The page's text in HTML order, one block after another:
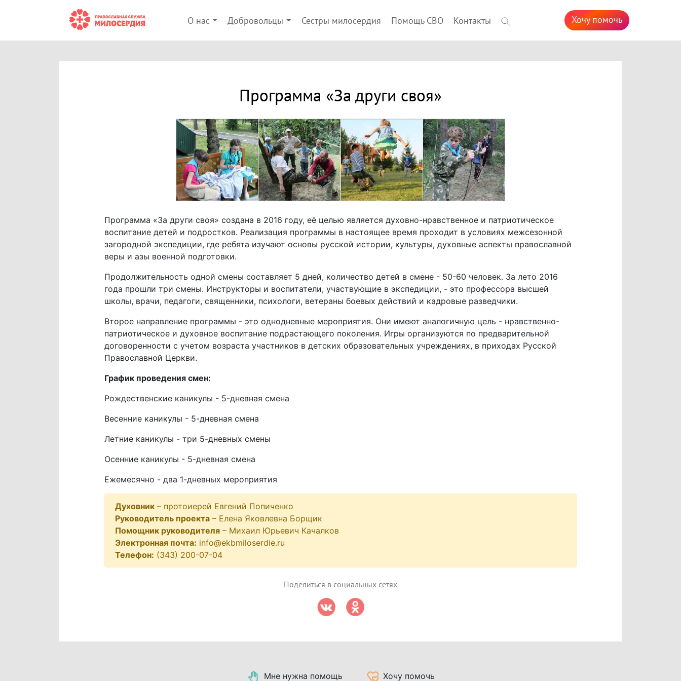
О нас Добровольцы Сестры милосердия Помощь СВО Контакты Хочу помочь
Программа «За други своя»
Программа «За други своя» создана в 2016 году, её целью является духовно-нравственное и патриотическое
воспитание детей и подростков. Реализация программы в настоящее время проходит в условиях межсезонной
загородной экспедиции, где ребята изучают основы русской истории, культуры, духовные аспекты православной
веры и азы военной подготовки.
Продолжительность одной смены составляет 5 дней, количество детей в смене - 50-60 человек. За лето 2016
года прошли три смены. Инструкторы и воспитатели, участвующие в экспедиции, - это профессора высшей
школы, врачи, педагоги, священники, психологи, ветераны боевых действий и кадровые разведчики.
Второе направление программы - это однодневные мероприятия. Они имеют аналогичную цель - нравственно-
патриотическое и духовное воспитание подрастающего поколения. Игры организуются по предварительной
договоренности с учетом возраста участников в детских образовательных учреждениях, в приходах Русской
Православной Церкви.
График проведения смен:
Рождественские каникулы - 5-дневная смена
Весенние каникулы - 5-дневная смена
Летние каникулы - три 5-дневных смены
Осенние каникулы - 5-дневная смена
Ежемесячно - два 1-дневных мероприятия
Духовник– протоиерей Евгений Попиченко
Руководитель проекта– Елена Яковлевна Борщик
Помощник руководителя– Михаил Юрьевич Качалков
Электронная почта: info@ekbmiloserdie.ru
Телефон: (343) 200-07-04
Поделиться в социальных сетях
Мне нужна помощь Хочу помочь